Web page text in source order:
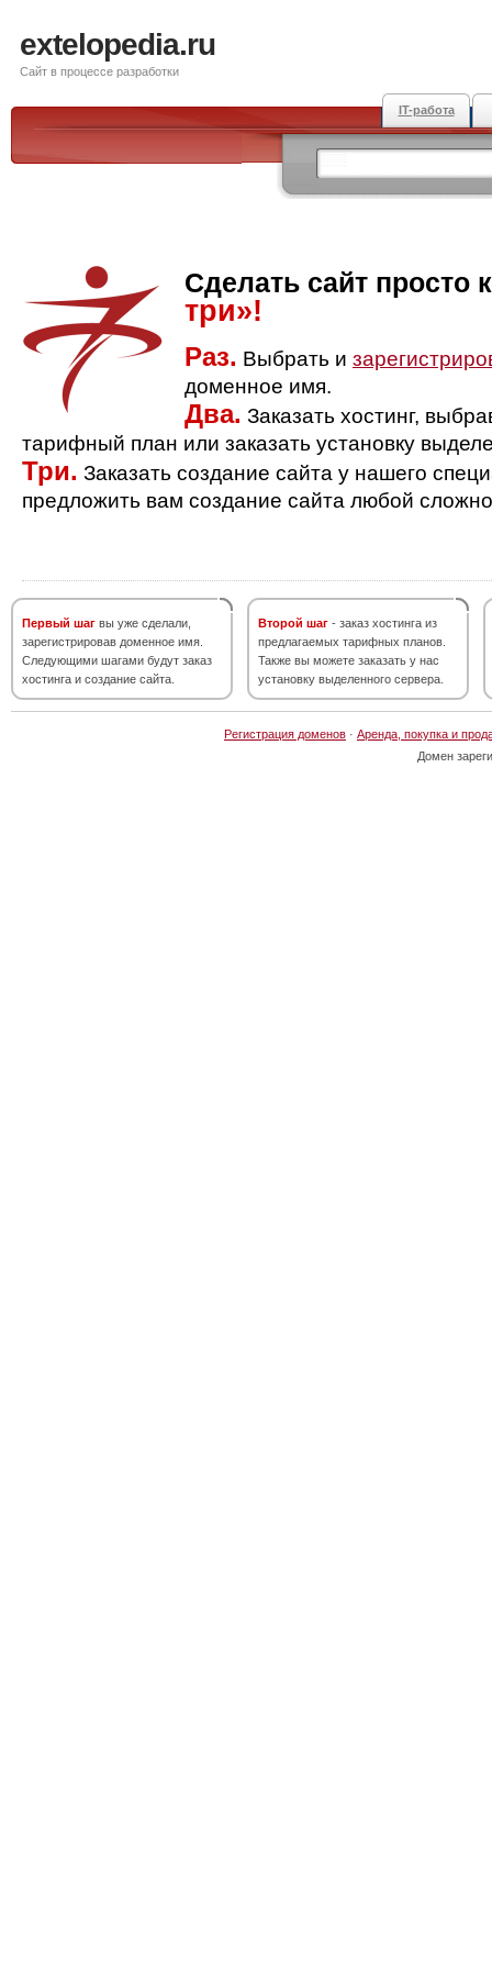
extelopedia.ru
Сайт в процессе разработки
IT-работа
Сделать сайт просто
три»!
Раз. Выбрать и
доменное имя.
Два. Заказать хостинг,
тарифный план или заказать установку
Три. Заказать создание сайта у нашего
предложить вам создание сайта любой
Первый шаг вы уже сделали,
зарегистрировав доменное имя.
Следующими шагами будут заказ
хостинга и создание сайта.
Второй шаг - заказ хостинга из
предлагаемых тарифных планов.
Также вы можете заказать у нас
установку выделенного сервера.
Регистрация доменов · Аренда, покупка и
Домен